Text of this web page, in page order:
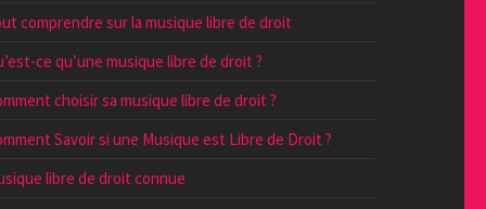
comprendre sur la musique libre de droit
ce qu’une musique libre de droit ?
choisir sa musique libre de droit ?
Savoir si une Musique est Libre de Droit ?
libre de droit connue